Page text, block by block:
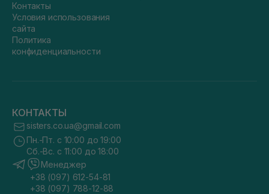
Контакты
Условия использования
сайта
Политика
конфиденциальности
КОНТАКТЫ
sisters.co.ua@gmail.com
Пн.-Пт. с 10:00 до 19:00
Сб.-Вс. с 11:00 до 18:00
Менеджер
+38 (097) 612-54-81
+38 (097) 788-12-88